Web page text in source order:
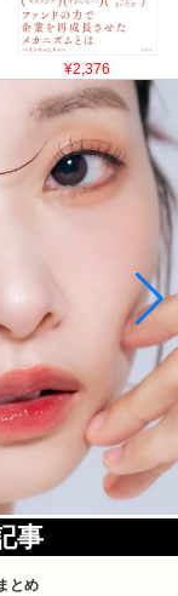
¥2,376
事
とめ